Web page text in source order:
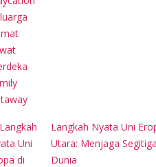
Langkah Nyata Uni
Utara: Menjaga
Dunia